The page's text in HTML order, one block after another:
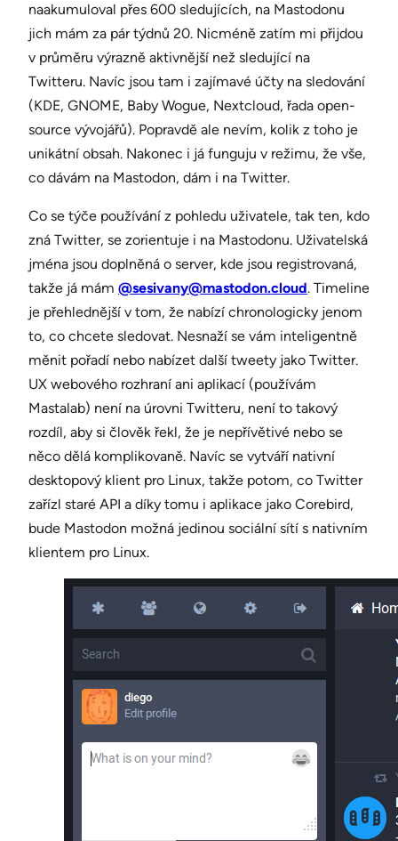
naakumuloval přes 600 sledujících, na Mastodonu
jich mám za pár týdnů 20. Nicméně zatím mi přijdou
v průměru výrazně aktivnější než sledující na
Twitteru. Navíc jsou tam i zajímavé účty na sledování
(KDE, GNOME, Baby Wogue, Nextcloud, řada open-
source vývojářů). Popravdě ale nevím, kolik z toho je
unikátní obsah. Nakonec i já funguju v režimu, že vše,
co dávám na Mastodon, dám i na Twitter.
Co se týče používání z pohledu uživatele, tak ten, kdo
zná Twitter, se zorientuje i na Mastodonu. Uživatelská
jména jsou doplněná o server, kde jsou registrovaná,
takže já mám @sesivany@mastodon.cloud. Timeline
je přehlednější v tom, že nabízí chronologicky jenom
to, co chcete sledovat. Nesnaží se vám inteligentně
měnit pořadí nebo nabízet další tweety jako Twitter.
UX webového rozhraní ani aplikací (používám
Mastalab) není na úrovni Twitteru, není to takový
rozdíl, aby si člověk řekl, že je nepřívětivé nebo se
něco dělá komplikovaně. Navíc se vytváří nativní
desktopový klient pro Linux, takže potom, co Twitter
zařízl staré API a díky tomu i aplikace jako Corebird,
bude Mastodon možná jedinou sociální sítí s nativním
klientem pro Linux.